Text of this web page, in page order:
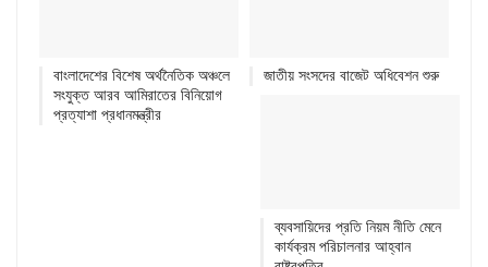
বাংলাদেশের বিশেষ অর্থনৈতিক অঞ্চলে
সংযুক্ত আরব আমিরাতের বিনিয়োগ
প্রত্যাশা প্রধানমন্ত্রীর
জাতীয় সংসদের বাজেট অধিবেশন শুরু
ব্যবসায়িদের প্রতি নিয়ম নীতি মেনে
কার্যক্রম পরিচালনার আহ্বান